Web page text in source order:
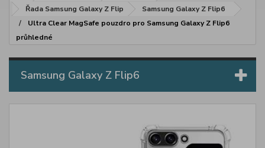
Řada Samsung Galaxy Z Flip
Samsung Galaxy Z Flip6
Ultra Clear MagSafe pouzdro pro Samsung Galaxy Z Flip6
průhledné
Samsung Galaxy Z Flip6